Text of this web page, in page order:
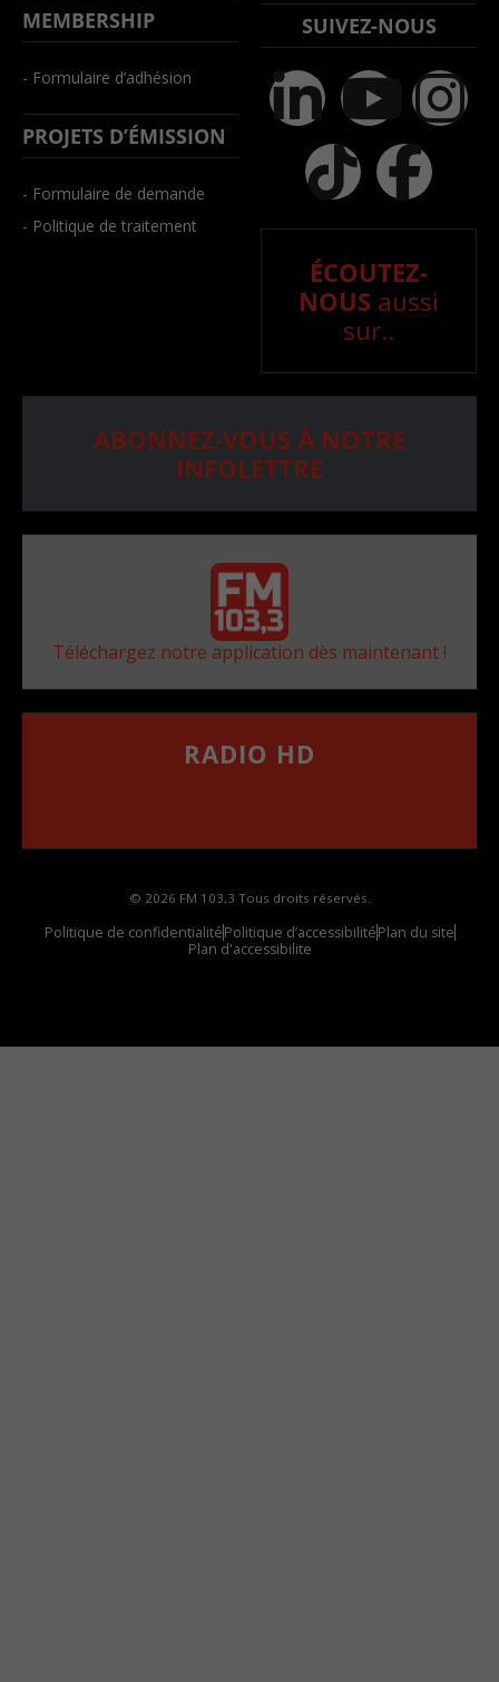
MEMBERSHIP
- Formulaire d’adhésion
PROJETS D’ÉMISSION
- Formulaire de demande
- Politique de traitement
SUIVEZ-NOUS
ÉCOUTEZ-
NOUS aussi
sur..
ABONNEZ-VOUS À NOTRE
INFOLETTRE
Téléchargez notre application dès maintenant !
RADIO HD
© 2026 FM 103,3 Tous droits réservés.
Politique de confidentialitéPolitique d’accessibilitéPlan du site
Plan d'accessibilite